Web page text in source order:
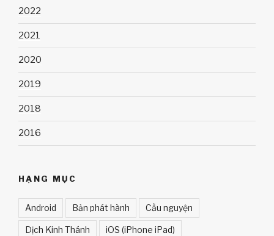
2022
2021
2020
2019
2018
2016
HẠNG MỤC
Android Bản phát hành Cầu nguyện
Dịch Kinh Thánh iOS (iPhone iPad)